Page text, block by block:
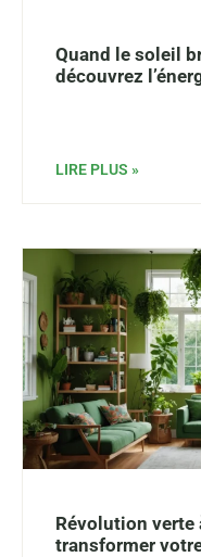
Quand le soleil
découvrez
LIRE PLUS »
Révolution verte
transformer